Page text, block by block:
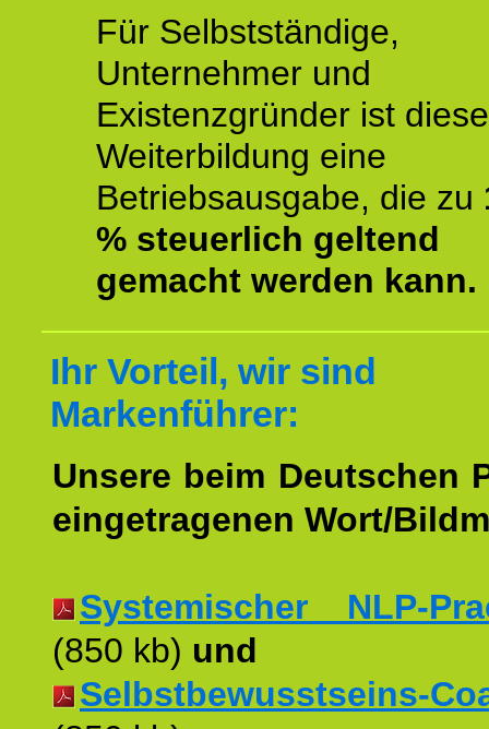
Für Selbstständige,
Unternehmer und
Existenzgründer ist diese
Weiterbildung eine
Betriebsausgabe, die zu
% steuerlich geltend
gemacht werden kann.
Ihr Vorteil, wir sind
Markenführer:
Unsere beim Deutschen
eingetragenen Wort/
Systemischer NLP-
(850 kb) und
Selbstbewusstseins-